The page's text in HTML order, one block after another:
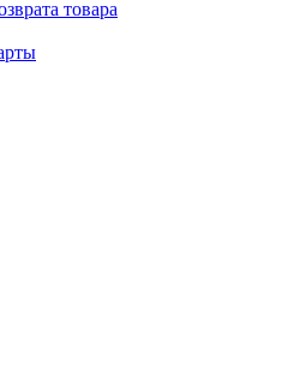
товара